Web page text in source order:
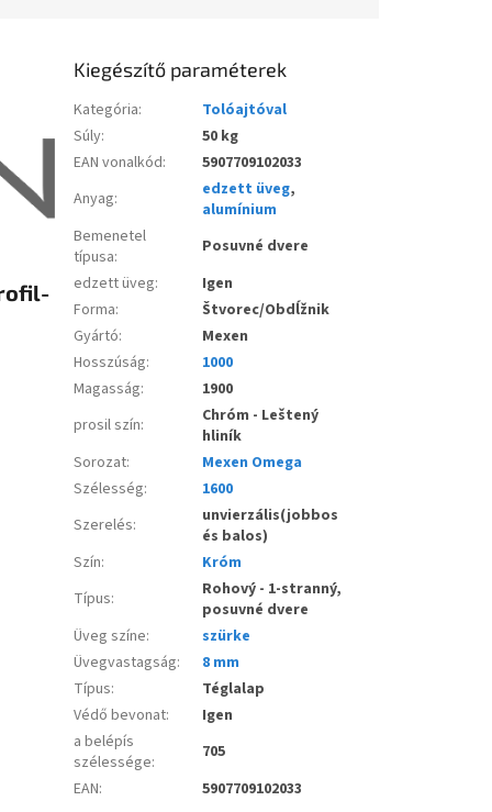
Kiegészítő paraméterek
Kategória:
Tolóajtóval
Súly:
50 kg
EAN vonalkód:
5907709102033
Anyag: edzett üveg,
alumínium
Bemenetel
típusa:
Posuvné dvere
edzett üveg:
Igen
Forma:
Štvorec/Obdĺžnik
Gyártó:
Mexen
Hosszúság:
1000
Magasság:
1900
prosil szín:
Chróm - Leštený
hliník
Sorozat:
Mexen Omega
Szélesség:
1600
Szerelés:
unvierzális(jobbos
és balos)
Szín:
Króm
Típus:
Rohový - 1-stranný,
posuvné dvere
Üveg színe:
szürke
Üvegvastagság:
8 mm
Típus:
Téglalap
Védő bevonat:
Igen
a belépís
szélessége:
705
EAN: 5907709102033